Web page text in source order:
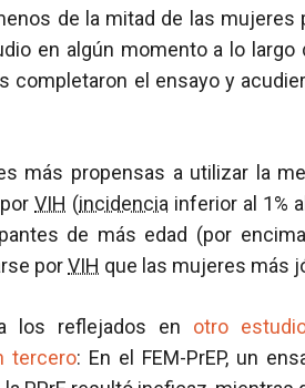
de la mitad de las mujeres
en algún momento a lo largo
completaron el ensayo y
más propensas a utilizar la
VIH (incidencia inferior al 1%
de más edad (por
porVIH que las mujeres más
los reflejados en otro
tercero: En el FEM-PrEP, un